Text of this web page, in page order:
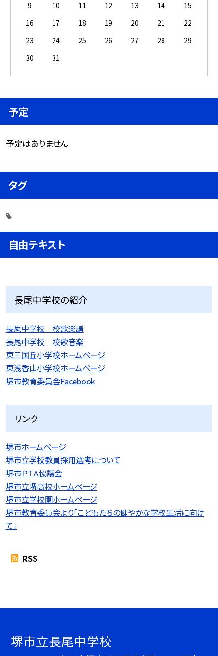
9
10 11 12 13 14
15
16
17 18 19 20 21
22
23
24 25 26 27 28
29
30
31
予定
予定はありません
タグ
自由テキスト
長尾中学校の紹介
長尾中学校 校歌楽譜
長尾中学校 校歌音楽
東三国丘小学校ホームページ
東浅香山小学校ホームページ
堺市教育委員会Facebook
リンク
堺市ホームページ
堺市立学校教員採用選考について
堺市ＰＴＡ協議会
堺市立堺高校ホームページ
堺市立学校園ホームページ
堺市教育委員会より「こどもたちの健やかな学校生活に向け
て」
RSS
堺市立長尾中学校